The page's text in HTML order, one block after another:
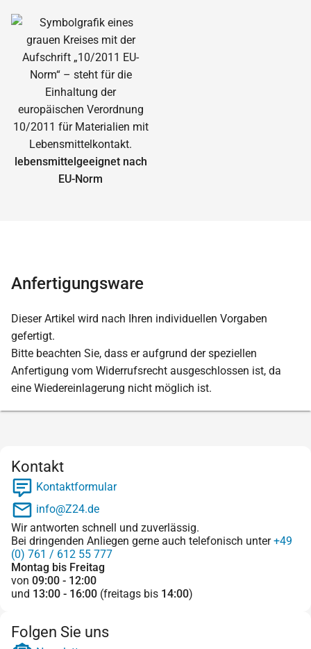
lebensmittelgeeignet nach
EU-Norm
Anfertigungsware
Dieser Artikel wird nach Ihren individuellen Vorgaben
gefertigt.
Bitte beachten Sie, dass er aufgrund der speziellen
Anfertigung vom Widerrufsrecht ausgeschlossen ist, da
eine Wiedereinlagerung nicht möglich ist.
Kontakt
Kontaktformular
info@Z24.de
Wir antworten schnell und zuverlässig.
Bei dringenden Anliegen gerne auch telefonisch unter+49
(0) 761 / 612 55 777
Montag bis Freitag
von 09:00 - 12:00
und 13:00 - 16:00 (freitags bis 14:00)
Folgen Sie uns